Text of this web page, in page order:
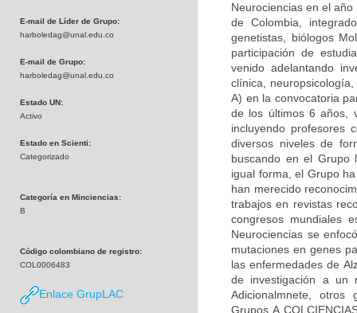
E-mail de Líder de Grupo:
harboledag@unal.edu.co
E-mail de Grupo:
harboledag@unal.edu.co
Estado UN:
Activo
Estado en Scienti:
Categorizado
Categoría en Minciencias:
B
Código colombiano de registro:
COL0006483
Enlace GrupLAC
Neurociencias en el
de Colombia,
genetistas, biólogos
participación de
venido adelantando
clínica,
A) en la convocatoria
de los últimos 6 años,
incluyendo profesores
diversos niveles de
buscando en el Grupo
igual forma, el Grupo
han merecido
trabajos en revistas
congresos mundiales
Neurociencias se
mutaciones en genes
las enfermedades de
de investigación a un
Adicionalmnete, otros
Grupos A